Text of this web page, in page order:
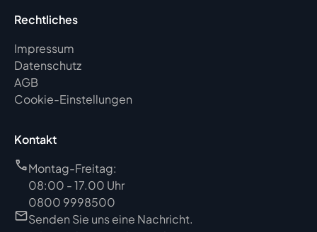
Rechtliches
Impressum
Datenschutz
AGB
Cookie-Einstellungen
Kontakt
Montag-Freitag:
08:00 - 17.00 Uhr
0800 9998500
Senden Sie uns eine Nachricht.